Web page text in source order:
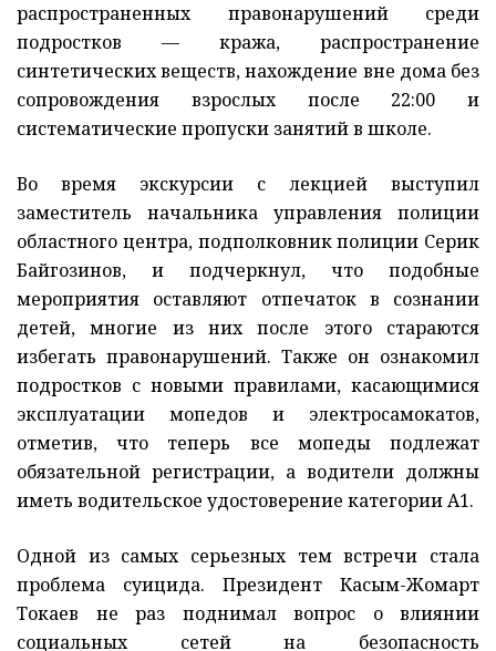
распространенных правонарушений среди
подростков — кража, распространение
синтетических веществ, нахождение вне дома без
сопровождения взрослых после 22:00 и
систематические пропуски занятий в школе.
Во время экскурсии с лекцией выступил
заместитель начальника управления полиции
областного центра, подполковник полиции Серик
Байгозинов, и подчеркнул, что подобные
мероприятия оставляют отпечаток в сознании
детей, многие из них после этого стараются
избегать правонарушений. Также он ознакомил
подростков с новыми правилами, касающимися
эксплуатации мопедов и электросамокатов,
отметив, что теперь все мопеды подлежат
обязательной регистрации, а водители должны
иметь водительское удостоверение категории А1.
Одной из самых серьезных тем встречи стала
проблема суицида. Президент Касым-Жомарт
Токаев не раз поднимал вопрос о влиянии
социальных сетей на безопасность